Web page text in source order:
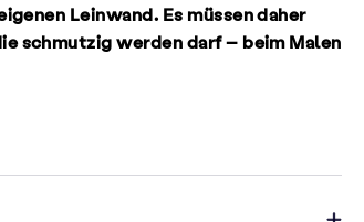
Leinwand. Es müssen daher
schmutzig werden darf – beim Malen